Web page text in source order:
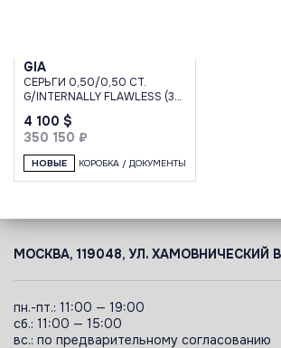
GIA
СЕРЬГИ 0,50/0,50 CT.
G/INTERNALLY FLAWLESS (3
EXCELLENT)
4 100 $
350 150 ₽
НОВЫЕ КОРОБКА / ДОКУМЕНТЫ
МОСКВА, 119048, УЛ. ХАМОВНИЧЕСКИЙ
пн.-пт.: 11:00 — 19:00
сб.: 11:00 — 15:00
вс.: по предварительному согласованию